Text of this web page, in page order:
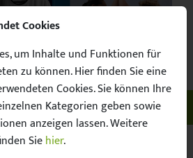
Facebook
X / Twitter
Instagram
YouTubeSuche
Euer Fussball. Menü
Cookies
um Inhalte und Funktionen für
zu können. Hier finden Sie eine
Cookies. Sie können Ihre
Kategorien geben sowie
anzeigen lassen. Weitere
Siehier.